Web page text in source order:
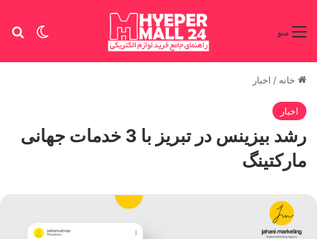
تغییر منو
خانه / اخبار
اخبار
رشد بیزینس در تبریز با 3 خدمات جهانی
مارکتینگ